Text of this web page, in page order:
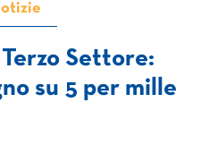
Settore:
su 5 per mille